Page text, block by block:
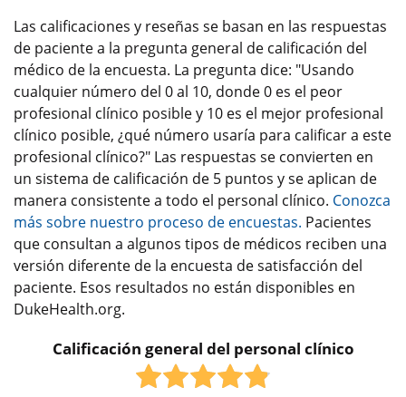
Las calificaciones y reseñas se basan en las respuestas
de paciente a la pregunta general de calificación del
médico de la encuesta. La pregunta dice: "Usando
cualquier número del 0 al 10, donde 0 es el peor
profesional clínico posible y 10 es el mejor profesional
clínico posible, ¿qué número usaría para calificar a este
profesional clínico?" Las respuestas se convierten en
un sistema de calificación de 5 puntos y se aplican de
manera consistente a todo el personal clínico. Conozca
más sobre nuestro proceso de encuestas. Pacientes
que consultan a algunos tipos de médicos reciben una
versión diferente de la encuesta de satisfacción del
paciente. Esos resultados no están disponibles en
DukeHealth.org.
Calificación general del personal clínico